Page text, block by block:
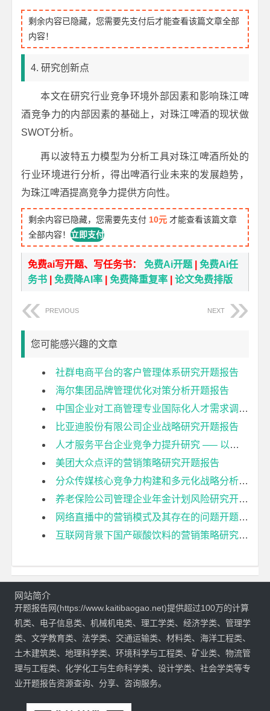
剩余内容已隐藏，您需要先支付后才能查看该篇文章全部
内容！
4. 研究创新点
本文在研究行业竞争环境外部因素和影响珠江啤
酒竞争力的内部因素的基础上，对珠江啤酒的现状做
SWOT分析。
再以波特五力模型为分析工具对珠江啤酒所处的
行业环境进行分析，得出啤酒行业未来的发展趋势，
为珠江啤酒提高竞争力提供方向性。
剩余内容已隐藏，您需要先支付 10元 才能查看该篇文章
全部内容！立即支付
免费ai写开题、写任务书：免费Ai开题 |免费Ai任
务书 |免费降AI率 |免费降重复率 |论文免费排版
PREVIOUS NEXT
您可能感兴趣的文章
社群电商平台的客户管理体系研究开题报告
海尔集团品牌管理优化对策分析开题报告
中国企业对工商管理专业国际化人才需求调查研究开题报告
比亚迪股份有限公司企业战略研究开题报告
人才服务平台企业竞争力提升研究 —– 以任仕达猎头公司为例开题报告
美团大众点评的营销策略研究开题报告
分众传媒核心竞争力构建和多元化战略分析开题报告
养老保险公司管理企业年金计划风险研究开题报告
网络直播中的营销模式及其存在的问题开题报告
互联网背景下国产碳酸饮料的营销策略研究——以元气森林为例开题报告
网站简介
开题报告网(https://www.kaitibaogao.net)提供超过100万的计算
机类、电子信息类、机械机电类、理工学类、经济学类、管理学
类、文学教育类、法学类、交通运输类、材料类、海洋工程类、
土木建筑类、地理科学类、环境科学与工程类、矿业类、物流管
理与工程类、化学化工与生命科学类、设计学类、社会学类等专
业开题报告资源查询、分享、咨询服务。